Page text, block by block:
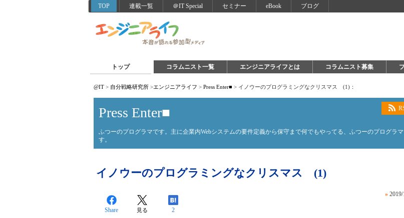
TOP 連載一覧 ＠IT Special セミナー eBook ブログ
トップ コラムニスト一覧 エンジニアライフとは コラムニスト募集
@IT > 自分戦略研究所 >エンジニアライフ > Press Enter■ > イノウーのプログラミングなクリスマス (1)：
Press Enter■
ふつーのプログラマです。主に企業内Webシステムの要件定義から保守まで何でもやってる、ふつーのプログラ
す。
イノウーのプログラミングなクリスマス (1)
»
Share 見る 2